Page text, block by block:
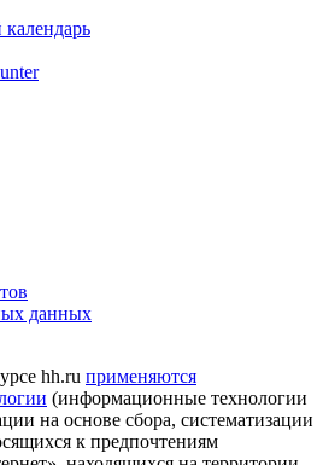
данных
hh.ru применяются
(информационные технологии
на основе сбора, систематизации
к предпочтениям